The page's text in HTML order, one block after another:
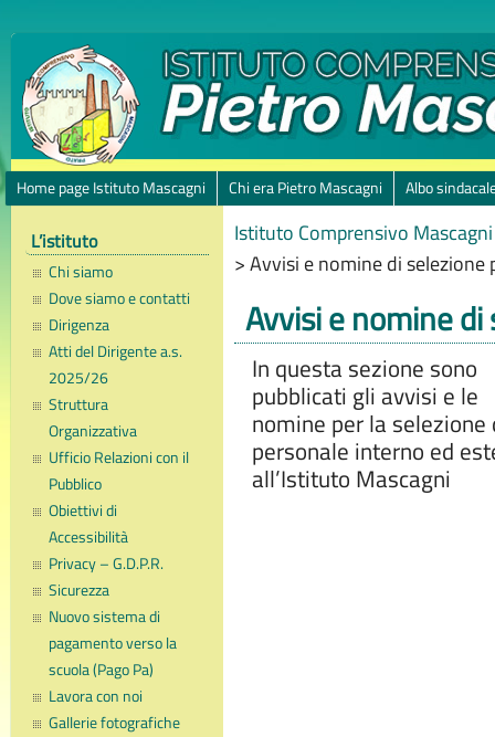
Home page Istituto Mascagni Chi era Pietro Mascagni Albo
L’istituto
Chi siamo
Dove siamo e contatti
Dirigenza
Atti del Dirigente a.s.
2025/26
Struttura
Organizzativa
Ufficio Relazioni con il
Pubblico
Obiettivi di
Accessibilità
Privacy – G.D.P.R.
Sicurezza
Nuovo sistema di
pagamento verso la
scuola (Pago Pa)
Lavora con noi
Gallerie fotografiche
Istituto Comprensivo
>Avvisi e nomine di selezione
Avvisi e nomine
In questa sezione sono
pubblicati gli avvisi e le
nomine per la selezione
personale interno ed
all’Istituto Mascagni